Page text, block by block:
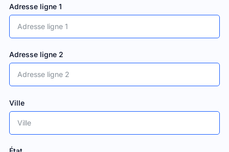
Adresse ligne 1
Adresse ligne 2
Ville